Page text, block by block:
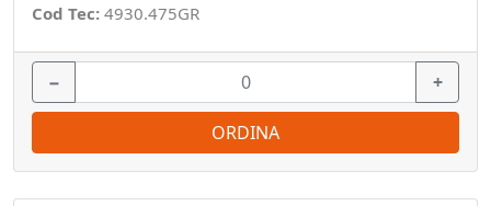
Cod Tec: 4930.475GR
− +
ORDINA